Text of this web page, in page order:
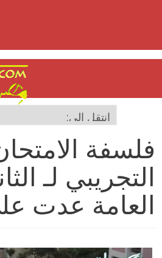
فلسفة
التجريبي لـ
العامة عدت